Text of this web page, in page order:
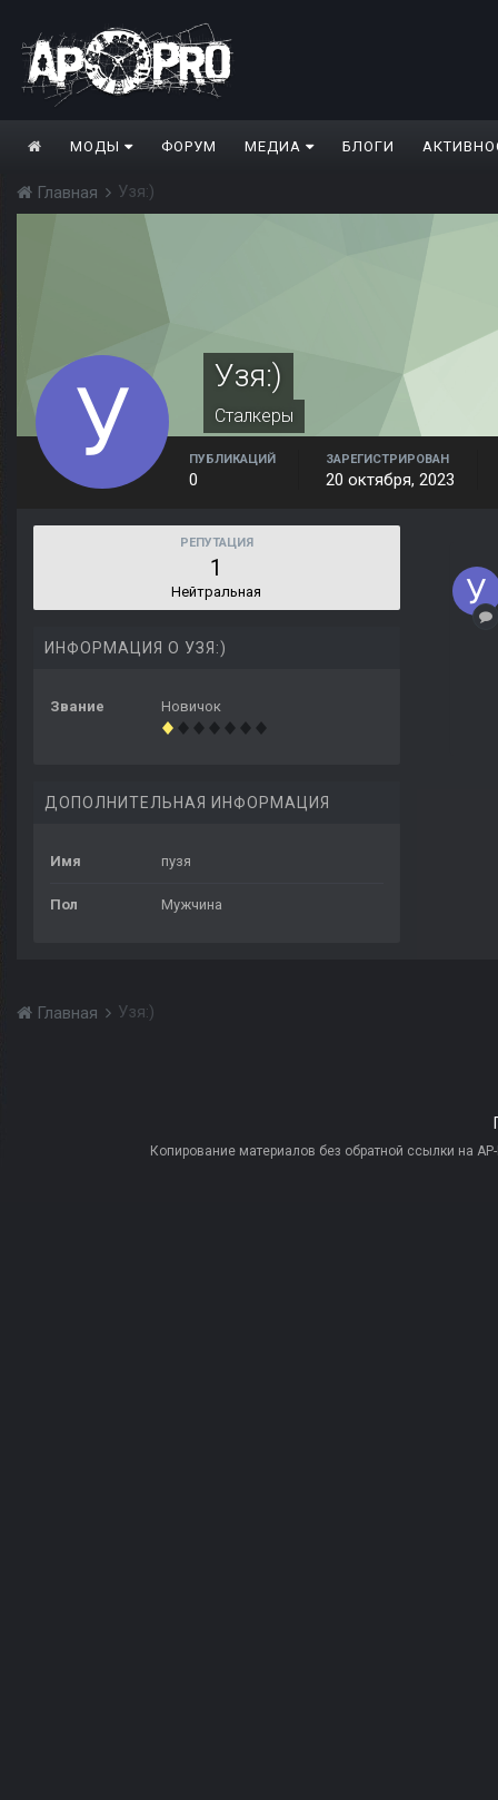
МОДЫ ФОРУМ МЕДИА БЛОГИ
Главная Узя:)
Узя:)
Сталкеры
ПУБЛИКАЦИЙ
0
ЗАРЕГИСТРИРОВАН
20 октября, 2023
РЕПУТАЦИЯ
1
Нейтральная
ИНФОРМАЦИЯ О УЗЯ:)
Звание Новичок
ДОПОЛНИТЕЛЬНАЯ ИНФОРМАЦИЯ
Имя пузя
Пол Мужчина
Главная Узя:)
Копирование материалов без обратной ссылки на